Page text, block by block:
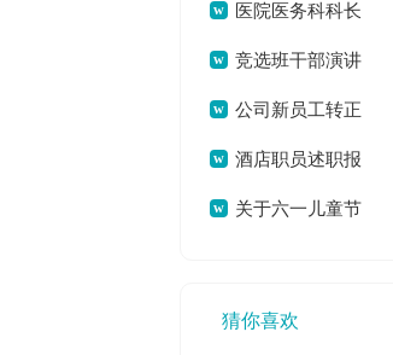
11684字]
神国旗下讲话稿[本
文共2120字]
医院医务科科长
竞职演讲稿(精选多
篇)[本文共4251字]
竞选班干部演讲
稿[本文共4482字]
公司新员工转正
个人工作总结
2021[本文共7665字]
酒店职员述职报
告怎么写多篇[本文
关于六一儿童节
5081字]
猜你喜欢